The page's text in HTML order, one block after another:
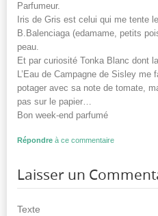
Parfumeur.
Iris de Gris est celui qui me tente
B.Balenciaga (edamame, petits
peau.
Et par curiosité Tonka Blanc dont
L’Eau de Campagne de Sisley
potager avec sa note de tomate,
pas sur le papier…
Bon week-end parfumé
Répondre à ce commentaire
Laisser un
Texte